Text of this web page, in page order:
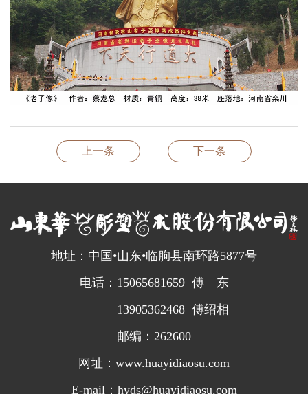
上一条 下一条
地址：中国•山东•临朐县南环路5877号
电话：15065681659 傅 东
13905362468 傅绍相
邮编：262600
网址：www.huayidiaosu.com
E-mail：hyds@huayidiaosu.com